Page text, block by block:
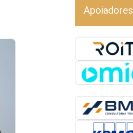
Apoiadores